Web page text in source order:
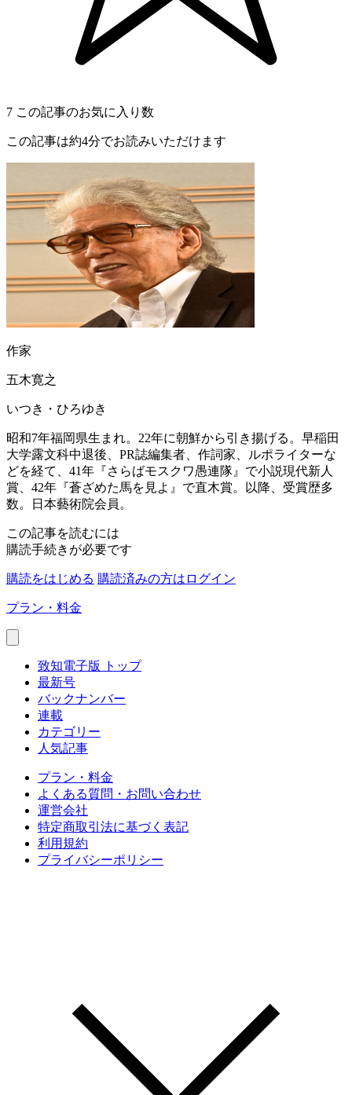
7 この記事のお気に入り数
この記事は約4分でお読みいただけます
作家
五木寛之
いつき・ひろゆき
昭和7年福岡県生まれ。22年に朝鮮から引き揚げる。早稲田
大学露文科中退後、PR誌編集者、作詞家、ルポライターな
どを経て、41年『さらばモスクワ愚連隊』で小説現代新人
賞、42年『蒼ざめた馬を見よ』で直木賞。以降、受賞歴多
数。日本藝術院会員。
この記事を読むには
購読手続きが必要です
購読をはじめる 購読済みの方はログイン
プラン・料金
致知電子版 トップ
最新号
バックナンバー
連載
カテゴリー
人気記事
プラン・料金
よくある質問・お問い合わせ
運営会社
特定商取引法に基づく表記
利用規約
プライバシーポリシー